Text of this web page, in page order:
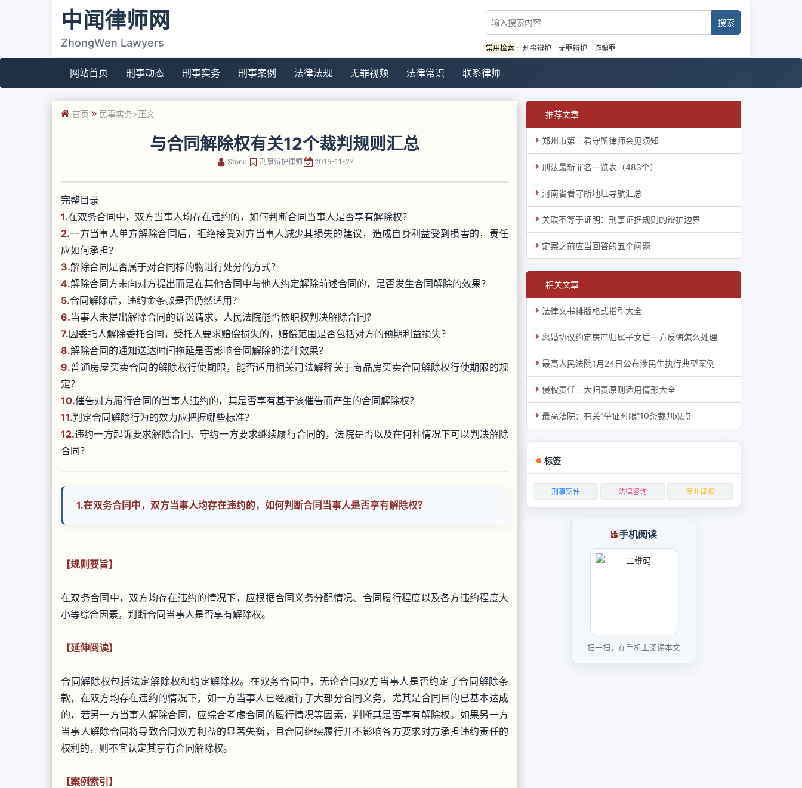
中闻律师网
ZhongWen Lawyers 常用检索 : 刑事辩护 无罪辩护 诈骗罪
网站首页 刑事动态 刑事实务 刑事案例 法律法规 无罪视频 法律常识 联系律师
首页 民事实务>正文
与合同解除权有关12个裁判规则汇总
Stone 刑事辩护律师 2015-11-27
完整目录
1.在双务合同中，双方当事人均存在违约的，如何判断合同当事人是否享有解除权？
2.一方当事人单方解除合同后，拒绝接受对方当事人减少其损失的建议，造成自身利益受到损害的，责任
应如何承担？
3.解除合同是否属于对合同标的物进行处分的方式？
4.解除合同方未向对方提出而是在其他合同中与他人约定解除前述合同的，是否发生合同解除的效果？
5.合同解除后，违约金条款是否仍然适用？
6.当事人未提出解除合同的诉讼请求，人民法院能否依职权判决解除合同？
7.因委托人解除委托合同，受托人要求赔偿损失的，赔偿范围是否包括对方的预期利益损失？
8.解除合同的通知送达时间拖延是否影响合同解除的法律效果？
9.普通房屋买卖合同的解除权行使期限，能否适用相关司法解释关于商品房买卖合同解除权行使期限的规
定？
10.催告对方履行合同的当事人违约的，其是否享有基于该催告而产生的合同解除权？
11.判定合同解除行为的效力应把握哪些标准？
12.违约一方起诉要求解除合同、守约一方要求继续履行合同的，法院是否以及在何种情况下可以判决解除
合同？
1.在双务合同中，双方当事人均存在违约的，如何判断合同当事人是否享有解除权？
【规则要旨】
在双务合同中，双方均存在违约的情况下，应根据合同义务分配情况、合同履行程度以及各方违约程度大
小等综合因素，判断合同当事人是否享有解除权。
【延伸阅读】
合同解除权包括法定解除权和约定解除权。在双务合同中，无论合同双方当事人是否约定了合同解除条
款，在双方均存在违约的情况下，如一方当事人已经履行了大部分合同义务，尤其是合同目的已基本达成
的，若另一方当事人解除合同，应综合考虑合同的履行情况等因素，判断其是否享有解除权。如果另一方
当事人解除合同将导致合同双方利益的显著失衡，且合同继续履行并不影响各方要求对方承担违约责任的
权利的，则不宜认定其享有合同解除权。
【案例索引】
推荐文章
郑州市第三看守所律师会见须知
刑法最新罪名一览表（483个）
河南省看守所地址导航汇总
关联不等于证明：刑事证据规则的辩护边界
定案之前应当回答的五个问题
相关文章
法律文书排版格式指引大全
离婚协议约定房产归属子女后一方反悔怎么处理
最高人民法院1月24日公布涉民生执行典型案例
侵权责任三大归责原则适用情形大全
最高法院：有关“举证时限”10条裁判观点
标签
刑事案件 法律咨询 专业律师
手机阅读
扫一扫，在手机上阅读本文